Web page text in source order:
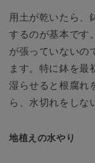
用土が乾いたら、
するのが基本です
が張っていないの
ます。特に鉢を最
湿らせると根腐れ
ら、水切れをしな
地植えの水やり